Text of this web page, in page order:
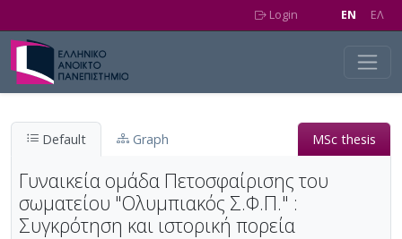
Login EN EΛ
Default Graph MSc thesis
Γυναικεία ομάδα Πετοσφαίρισης του
σωματείου "Ολυμπιακός Σ.Φ.Π." :
Συγκρότηση και ιστορική πορεία